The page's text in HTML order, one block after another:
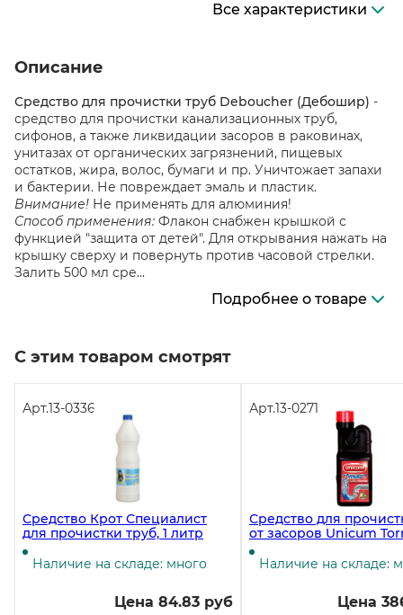
Все характеристики
Описание
Средство для прочистки труб Deboucher (Дебошир) -
средство для прочистки канализационных труб,
сифонов, а также ликвидации засоров в раковинах,
унитазах от органических загрязнений, пищевых
остатков, жира, волос, бумаги и пр. Уничтожает запахи
и бактерии. Не повреждает эмаль и пластик.
Внимание! Не применять для алюминия!
Способ применения: Флакон снабжен крышкой с
функцией "защита от детей". Для открывания нажать на
крышку сверху и повернуть против часовой стрелки.
Залить 500 мл сре...
Подробнее о товаре
С этим товаром смотрят
Арт.13-0336
Средство Крот Специалист
для прочистки труб, 1 литр
Наличие на складе: много
Цена 84.83 руб
Арт.13-0271
Средство для
от засоров Unicum
600 г
Наличие на складе:
Цена